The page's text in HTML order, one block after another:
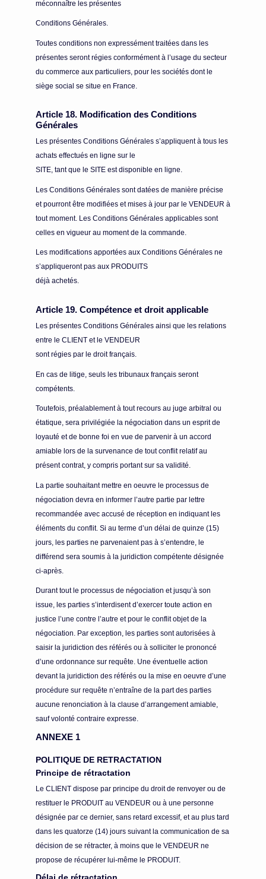
méconnaître les présentes
Conditions Générales.
Toutes conditions non expressément traitées dans les
présentes seront régies conformément à l’usage du secteur
du commerce aux particuliers, pour les sociétés dont le
siège social se situe en France.
Article 18. Modification des Conditions
Générales
Les présentes Conditions Générales s’appliquent à tous les
achats effectués en ligne sur le
SITE, tant que le SITE est disponible en ligne.
Les Conditions Générales sont datées de manière précise
et pourront être modifiées et mises à jour par le VENDEUR à
tout moment. Les Conditions Générales applicables sont
celles en vigueur au moment de la commande.
Les modifications apportées aux Conditions Générales ne
s’appliqueront pas aux PRODUITS
déjà achetés.
Article 19. Compétence et droit applicable
Les présentes Conditions Générales ainsi que les relations
entre le CLIENT et le VENDEUR
sont régies par le droit français.
En cas de litige, seuls les tribunaux français seront
compétents.
Toutefois, préalablement à tout recours au juge arbitral ou
étatique, sera privilégiée la négociation dans un esprit de
loyauté et de bonne foi en vue de parvenir à un accord
amiable lors de la survenance de tout conflit relatif au
présent contrat, y compris portant sur sa validité.
La partie souhaitant mettre en oeuvre le processus de
négociation devra en informer l’autre partie par lettre
recommandée avec accusé de réception en indiquant les
éléments du conflit. Si au terme d’un délai de quinze (15)
jours, les parties ne parvenaient pas à s’entendre, le
différend sera soumis à la juridiction compétente désignée
ci-après.
Durant tout le processus de négociation et jusqu’à son
issue, les parties s’interdisent d’exercer toute action en
justice l’une contre l’autre et pour le conflit objet de la
négociation. Par exception, les parties sont autorisées à
saisir la juridiction des référés ou à solliciter le prononcé
d’une ordonnance sur requête. Une éventuelle action
devant la juridiction des référés ou la mise en oeuvre d’une
procédure sur requête n’entraîne de la part des parties
aucune renonciation à la clause d’arrangement amiable,
sauf volonté contraire expresse.
ANNEXE 1
POLITIQUE DE RETRACTATION
Principe de rétractation
Le CLIENT dispose par principe du droit de renvoyer ou de
restituer le PRODUIT au VENDEUR ou à une personne
désignée par ce dernier, sans retard excessif, et au plus tard
dans les quatorze (14) jours suivant la communication de sa
décision de se rétracter, à moins que le VENDEUR ne
propose de récupérer lui-même le PRODUIT.